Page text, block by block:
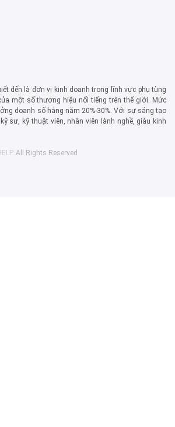
đến là đơn vị kinh doanh trong lĩnh vực phụ tùng
một số thương hiệu nổi tiếng trên thế giới. Mức
doanh số hằng năm 20%-30%. Với sự sáng tạo
sư, kỹ thuật viên, nhân viên lành nghề, giàu kinh
. All Rights Reserved